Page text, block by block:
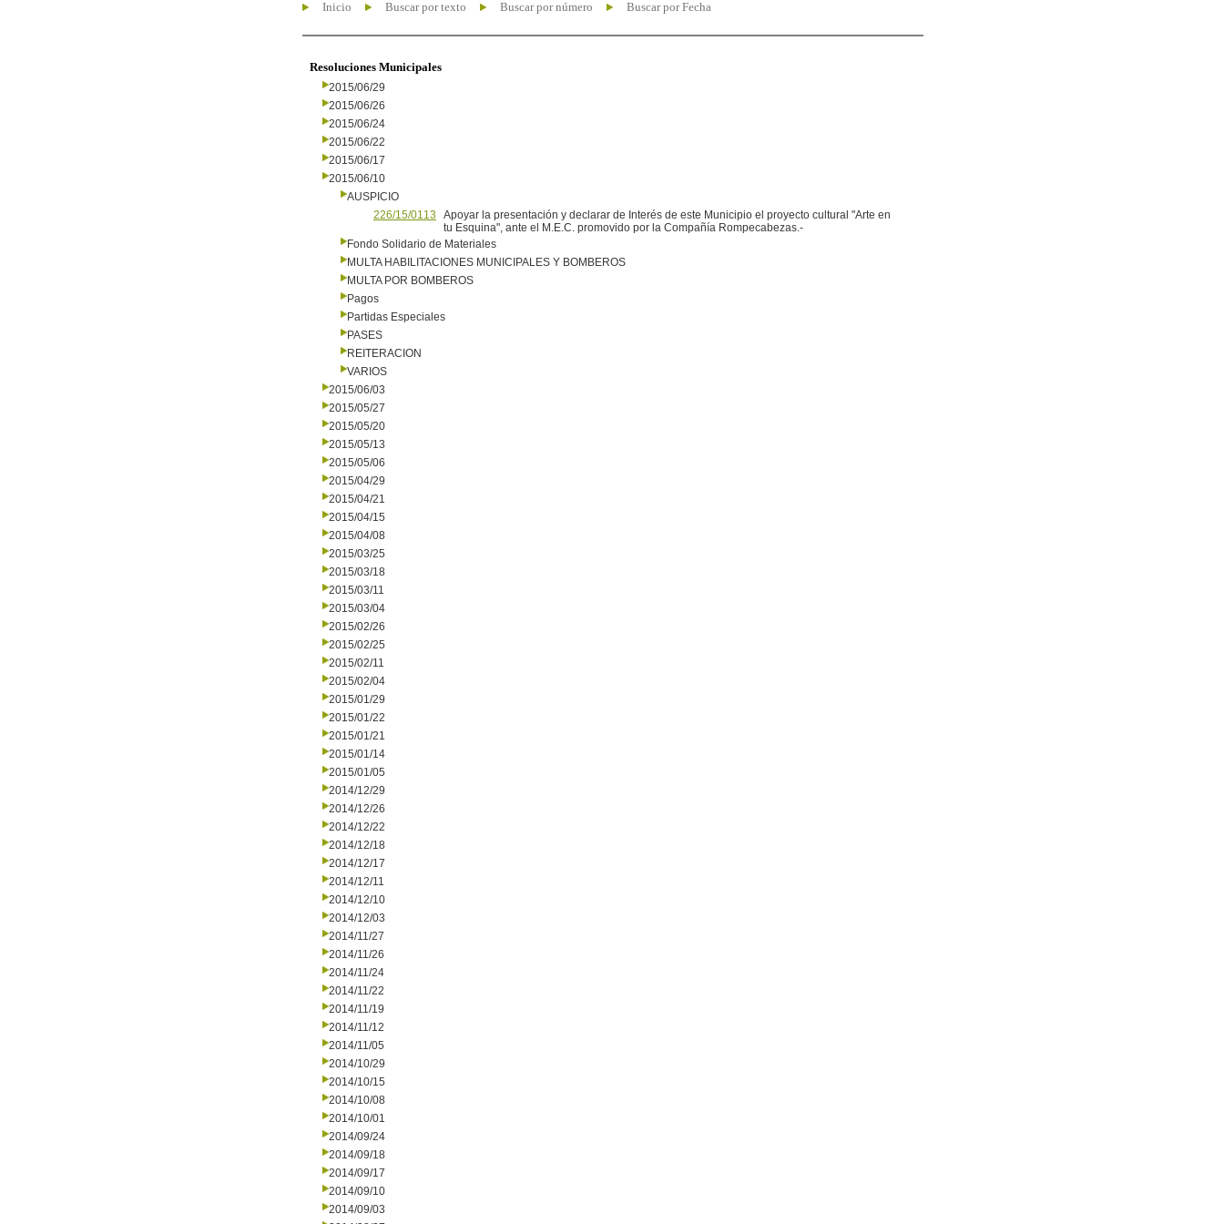
Inicio Buscar por texto Buscar por número Buscar por Fecha
Resoluciones Municipales
2015/06/29
2015/06/26
2015/06/24
2015/06/22
2015/06/17
2015/06/10
AUSPICIO
226/15/0113
Apoyar la presentación y declarar de Interés de este Municipio el proyecto cultural "Arte en
tu Esquina", ante el M.E.C. promovido por la Compañía Rompecabezas.-
Fondo Solidario de Materiales
MULTA HABILITACIONES MUNICIPALES Y BOMBEROS
MULTA POR BOMBEROS
Pagos
Partidas Especiales
PASES
REITERACION
VARIOS
2015/06/03
2015/05/27
2015/05/20
2015/05/13
2015/05/06
2015/04/29
2015/04/21
2015/04/15
2015/04/08
2015/03/25
2015/03/18
2015/03/11
2015/03/04
2015/02/26
2015/02/25
2015/02/11
2015/02/04
2015/01/29
2015/01/22
2015/01/21
2015/01/14
2015/01/05
2014/12/29
2014/12/26
2014/12/22
2014/12/18
2014/12/17
2014/12/11
2014/12/10
2014/12/03
2014/11/27
2014/11/26
2014/11/24
2014/11/22
2014/11/19
2014/11/12
2014/11/05
2014/10/29
2014/10/15
2014/10/08
2014/10/01
2014/09/24
2014/09/18
2014/09/17
2014/09/10
2014/09/03